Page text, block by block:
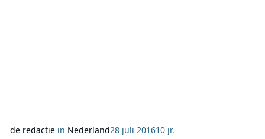
de redactiein Nederland28 juli 201610 jr.